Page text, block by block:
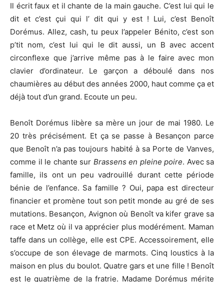
Il écrit faux et il chante de la main gauche. C’est lui qui le
dit et c’est çui qui l’ dit qui y est ! Lui, c’est Benoît
Dorémus. Allez, cash, tu peux l’appeler Bénito, c’est son
p’tit nom, c’est lui qui le dit aussi, un B avec accent
circonflexe que j’arrive même pas à le faire avec mon
clavier d’ordinateur. Le garçon a déboulé dans nos
chaumières au début des années 2000, haut comme ça et
déjà tout d’un grand. Ecoute un peu.
Benoît Dorémus libère sa mère un jour de mai 1980. Le
20 très précisément. Et ça se passe à Besançon parce
que Benoît n’a pas toujours habité à sa Porte de Vanves,
comme il le chante sur Brassens en pleine poire. Avec sa
famille, ils ont un peu vadrouillé durant cette période
bénie de l’enfance. Sa famille ? Oui, papa est directeur
financier et promène tout son petit monde au gré de ses
mutations. Besançon, Avignon où Benoît va kifer grave sa
race et Metz où il va apprécier plus modérément. Maman
taffe dans un collège, elle est CPE. Accessoirement, elle
s’occupe de son élevage de marmots. Cinq loustics à la
maison en plus du boulot. Quatre gars et une fille ! Benoît
est le quatrième de la fratrie. Madame Dorémus mérite